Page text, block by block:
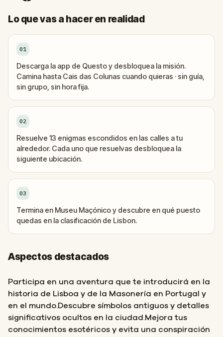
Lo que vas a hacer en realidad
01
Descarga la app de Questo y desbloquea la misión.
Camina hasta Cais das Colunas cuando quieras · sin guía,
sin grupo, sin hora fija.
02
Resuelve 13 enigmas escondidos en las calles a tu
alrededor. Cada uno que resuelvas desbloquea la
siguiente ubicación.
03
Termina en Museu Maçónico y descubre en qué puesto
quedas en la clasificación de Lisbon.
Aspectos destacados
Participa en una aventura que te introducirá en la
historia de Lisboa y de la Masonería en Portugal y
en el mundo.Descubre símbolos antiguos y detalles
significativos ocultos en la ciudad.Mejora tus
conocimientos esotéricos y evita una conspiración